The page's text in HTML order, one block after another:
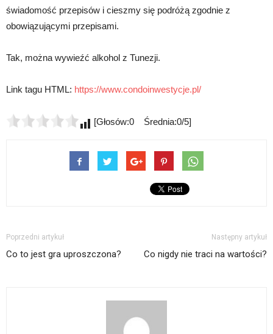
świadomość przepisów i cieszmy się podróżą zgodnie z
obowiązującymi przepisami.
Tak, można wywieźć alkohol z Tunezji.
Link tagu HTML: https://www.condoinwestycje.pl/
[Głosów:0 Średnia:0/5]
Poprzedni artykuł
Co to jest gra uproszczona?
Następny artykuł
Co nigdy nie traci na wartości?